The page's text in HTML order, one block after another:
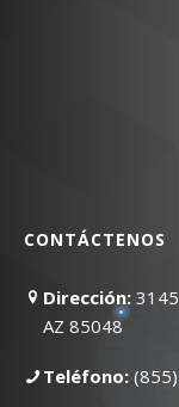
CONTÁCTENOS
Dirección:
AZ 85048
Teléfono: